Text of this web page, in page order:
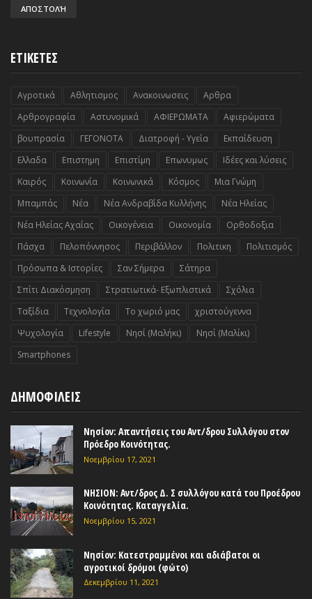
ΕΤΙΚΕΤΕΣ
Αγροτικά Αθλητισμος Ανακοινωσεις
Αρθρα
Αρθρογραφία
Αστυνομικά ΑΦΙΕΡΩΜΑΤΑ
Αφιερώματα
βουπρασία
ΓΕΓΟΝΟΤΑ Διατροφή - Υγεία
Εκπαίδευση
Ελλαδα
Επιστημη Επιστίμη Επωνυμως
Ιδέες και λύσεις
Καιρός
Κοινωνία Κοινωνικά Κόσμος
Μια Γνώμη
Μπαμπάς
Νέα Νέα Ανδραβίδα Κυλλήνης
Νέα Ηλείας
Νέα Ηλείας Αχαΐας
Οικογένεια Οικονομία
Ορθοδοξια
Πάσχα
Πελοπόννησος Περιβάλλον Πολιτικη
Πολιτισμός
Πρόσωπα & Ιστορίες
Σαν Σήμερα
Σάτηρα
Σπίτι Διακόσμηση
Στρατιωτικά- Εξωπλιστικά
Σχόλια
Ταξίδια
Τεχνολογία Το χωριό μας
χριστούγεννα
Ψυχολογία
Lifestyle Nησί (Μαλήκι)
Nησί (Μαλίκι)
Smartphones
ΔΗΜΟΦΙΛΕΙΣ
Νησίον: Απαντήσεις του Αντ/δρου Συλλόγου στον
Πρόεδρο Κοινότητας.
Νοεμβρίου 17, 2021
ΝΗΣΙΟΝ: Αντ/δρος Δ. Σ συλλόγου κατά του Προέδρου
Κοινότητας. Καταγγελία.
Νοεμβρίου 15, 2021
Νησίον: Κατεστραμμένοι και αδιάβατοι οι
αγροτικοί δρόμοι (φώτο)
Δεκεμβρίου 11, 2021